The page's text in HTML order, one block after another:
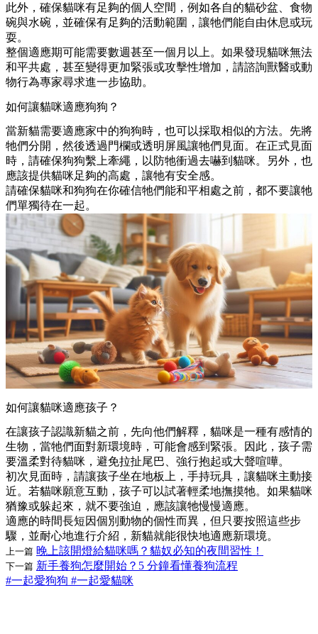
此外，確保貓咪有足夠的個人空間，例如各自的貓砂盆、食物
碗與水碗，並確保有足夠的活動範圍，讓牠們能自由休息或玩
耍。
整個適應期可能需要數週甚至一個月以上。如果發現貓咪無法
和平共處，甚至變得更加緊張或攻擊性增加，請諮詢獸醫或動
物行為專家尋求進一步協助。
如何讓貓咪適應狗狗？
當新貓需要適應家中的狗狗時，也可以採取相似的方法。先將
牠們分開，然後透過門欄或透明屏風讓牠們見面。在正式見面
時，請確保狗狗繫上牽繩，以防牠衝過去嚇到貓咪。另外，也
應該提供貓咪足夠的高處，讓牠有安全感。
請確保貓咪和狗狗在你確信牠們能和平相處之前，都不要讓牠
們單獨待在一起。
如何讓貓咪適應孩子？
在讓孩子認識新貓之前，先向他們解釋，貓咪是一種有感情的
生物，當牠們面對新環境時，可能會感到緊張。因此，孩子需
要溫柔對待貓咪，避免拉扯尾巴、強行抱起或大聲喧嘩。
初次見面時，請讓孩子坐在地板上，手持玩具，讓貓咪主動接
近。若貓咪願意互動，孩子可以試著輕柔地撫摸牠。如果貓咪
猶豫或躲起來，就不要強迫，應該讓牠慢慢適應。
適應的時間長短因個別動物的個性而異，但只要按照這些步
驟，並耐心地進行介紹，新貓就能很快地適應新環境。
上一篇 晚上該開燈給貓咪嗎？貓奴必知的夜間習性！
下一篇 新手養狗怎麼開始？5 分鐘看懂養狗流程
#一起愛狗狗 #一起愛貓咪